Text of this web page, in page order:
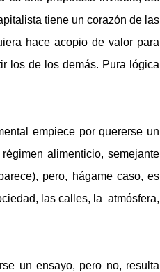
tiene un corazón de las
hace acopio de valor para
los de los demás. Pura lógica
empiece por quererse un
alimenticio, semejante
pero, hágame caso, es
las calles, la atmósfera,
un ensayo, pero no, resulta